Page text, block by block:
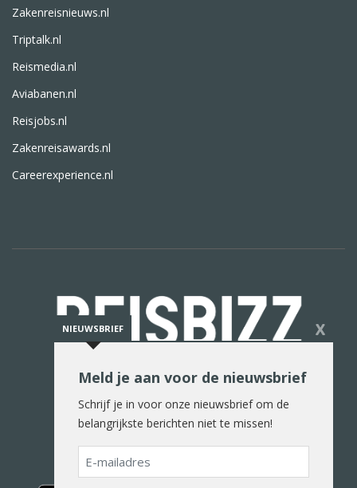
Zakenreisnieuws.nl
Triptalk.nl
Reismedia.nl
Aviabanen.nl
Reisjobs.nl
Zakenreisawards.nl
Careerexperience.nl
De reiswereld in woord en beeld
NIEUWSBRIEF X
Meld je aan voor de nieuwsbrief
Schrijf je in voor onze nieuwsbrief om de
belangrijkste berichten niet te missen!
E-
mailadres